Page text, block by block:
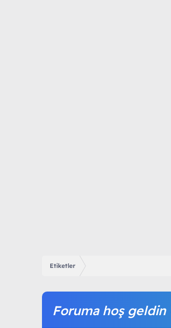
Etiketler
Foruma hoş geldin